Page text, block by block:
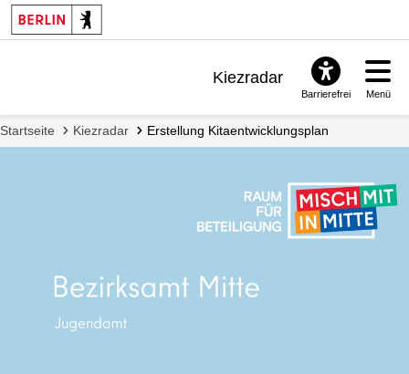
Kiezradar
FAQ & Support
Barrierefrei Menü
Startseite Kiezradar Erstellung Kitaentwicklungsplan